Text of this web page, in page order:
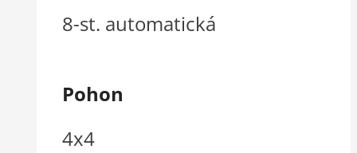
8-st. automatická
Pohon
4x4